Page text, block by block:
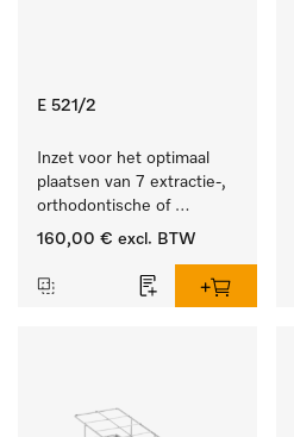
E 521/2
Inzet voor het optimaal
plaatsen van 7 extractie-,
orthodontische of
techniektangen.
160,00 € excl. BTW